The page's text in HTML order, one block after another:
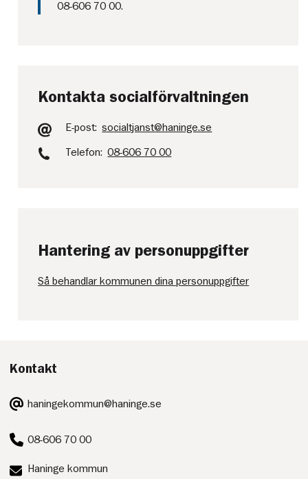
08-606 70 00.
Kontakta socialförvaltningen
E-post: socialtjanst@haninge.se
Telefon: 08-606 70 00
Hantering av personuppgifter
Så behandlar kommunen dina personuppgifter
Kontakt
E-
post:
haningekommun@haninge.se
Telefon:
08-606 70 00
Postadress:
Haninge kommun